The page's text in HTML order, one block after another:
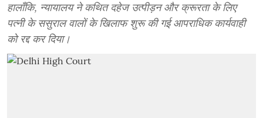
हालाँकि, न्यायालय ने कथित दहेज उत्पीड़न और क्रूरता के लिए
पत्नी के ससुराल वालों के खिलाफ शुरू की गई आपराधिक कार्यवाही
को रद्द कर दिया।